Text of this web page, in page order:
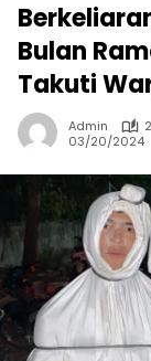
Bulan
Takuti
Admin
03/20/2024